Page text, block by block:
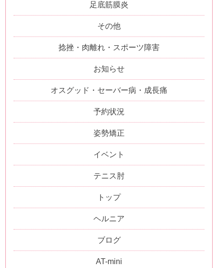
足底筋膜炎
その他
捻挫・肉離れ・スポーツ障害
お知らせ
オスグッド・セーバー病・成長痛
予約状況
姿勢矯正
イベント
テニス肘
トップ
ヘルニア
ブログ
AT-mini